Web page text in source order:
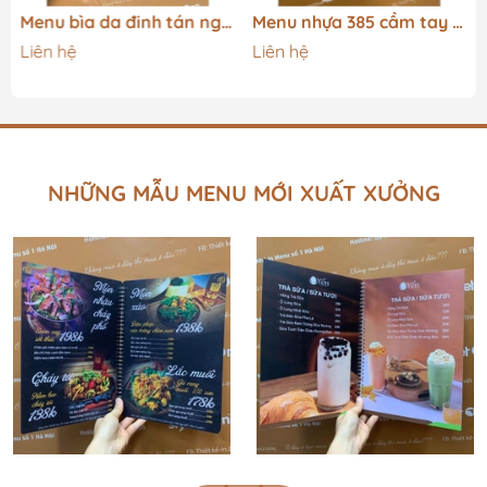
💚Anh chị chủ quán nào cần dịch vụ thiết kế và in ấn
menu đẹp tăng doanh thu cho quán, nhà hàng, quán
tư vấn mẫu mã phù hợp và vừa vặn chi phí hợp lý nhé!
TIỀN VÀ MIỄN PHÍ ĐỔI TRẢ NẾU SAI CAM KẾT QUY
Tư vấn chất liệu, cách in menu miễn phí.
Chỉnh sửa, blend màu hình ảnh miễn phí. In test
menu (test màu hoặc làm thành phẩm cuốn nếu
chất liệu cho phép).
In hàng loạt với chất lượng từng cuốn đảm bảo.
Giao hàng theo yêu cầu.
Menu bìa da đinh tán ngoài ép nhũ vàng + menu formex gập 3 + menu mica để bàn a4 _ Lotus Lounge & Bar
Liên hệ
Menu nhựa 385 cầm tay + poster _ Thiết kế chạm cảm xúc_ Súp Cua My
Liên hệ
NHỮNG MẪU MENU MỚI XUẤT XƯỞNG